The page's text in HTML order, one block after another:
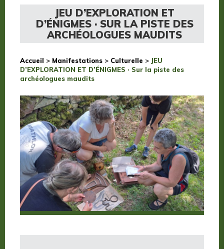
JEU D’EXPLORATION ET
D’ÉNIGMES · SUR LA PISTE DES
ARCHÉOLOGUES MAUDITS
Accueil > Manifestations > Culturelle > JEU
D’EXPLORATION ET D’ÉNIGMES · Sur la piste des
archéologues maudits